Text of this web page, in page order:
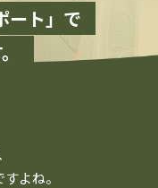
ート」で
よね。